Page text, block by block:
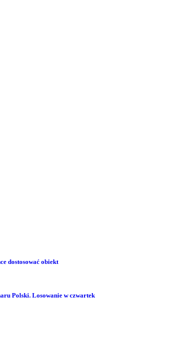
dostosować obiekt
Polski. Losowanie w czwartek